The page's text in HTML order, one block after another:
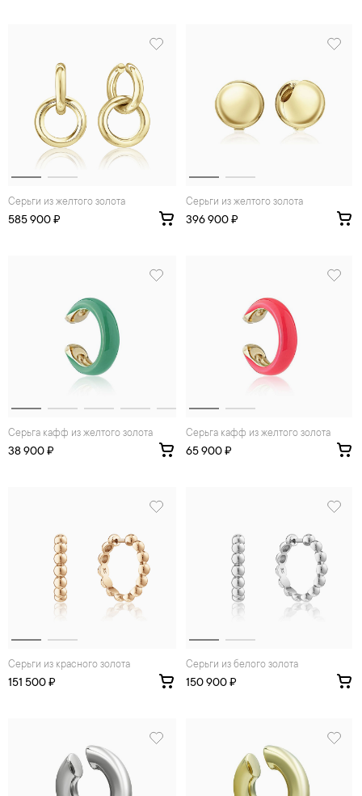
Серьги из желтого золота
585 900 ₽
Серьги из желтого золота
396 900 ₽
Серьга кафф из желтого золота
38 900 ₽
Серьга кафф из желтого золота
65 900 ₽
Серьги из красного золота
151 500 ₽
Серьги из белого золота
150 900 ₽